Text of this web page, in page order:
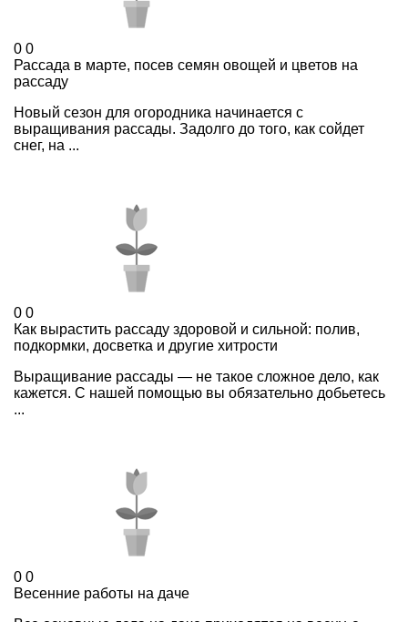
0 0
Рассада в марте, посев семян овощей и цветов на
рассаду
Новый сезон для огородника начинается с
выращивания рассады. Задолго до того, как сойдет
снег, на ...
0 0
Как вырастить рассаду здоровой и сильной: полив,
подкормки, досветка и другие хитрости
Выращивание рассады — не такое сложное дело, как
кажется. С нашей помощью вы обязательно добьетесь
...
0 0
Весенние работы на даче